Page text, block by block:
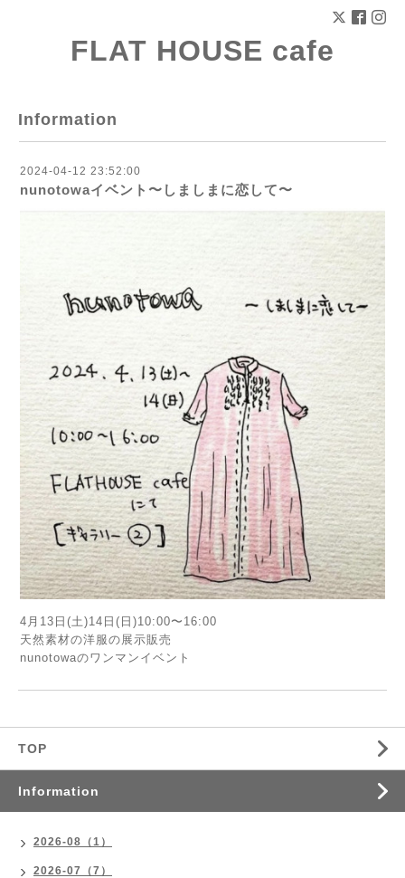
FLAT HOUSE cafe
Information
2024-04-12 23:52:00
nunotowaイベント〜しましまに恋して〜
4月13日(土)14日(日)10:00〜16:00
天然素材の洋服の展示販売
nunotowaのワンマンイベント
TOP
Information
2026-08（1）
2026-07（7）